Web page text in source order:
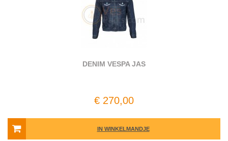
DENIM VESPA JAS
€ 270,00
IN WINKELMANDJE